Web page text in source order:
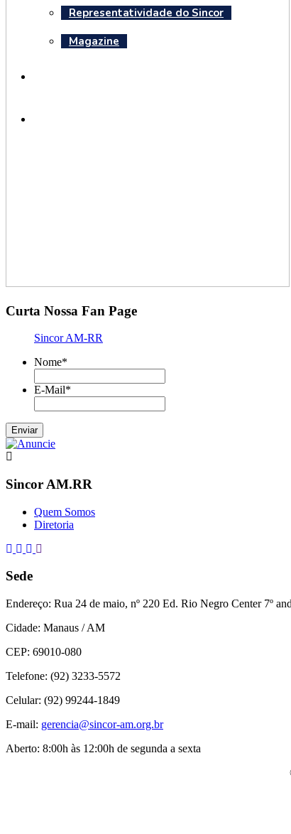
Representatividade do Sincor
Magazine
Curta Nossa Fan Page
Sincor AM-RR
Nome*
E-Mail*
Sincor AM.RR
Quem Somos
Diretoria
Sede
Endereço: Rua 24 de maio, nº 220 Ed. Rio Negro Center 7º
Cidade: Manaus / AM
CEP: 69010-080
Telefone: (92) 3233-5572
Celular: (92) 99244-1849
E-mail: gerencia@sincor-am.org.br
Aberto: 8:00h às 12:00h de segunda a sexta